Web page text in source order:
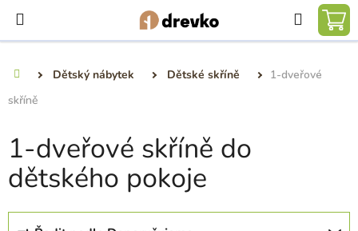
obsah
Hledat
Dětský nábytek Dětské skříně
1-dveřové
skříně
1-dveřové skříně do
dětského pokoje
Ř